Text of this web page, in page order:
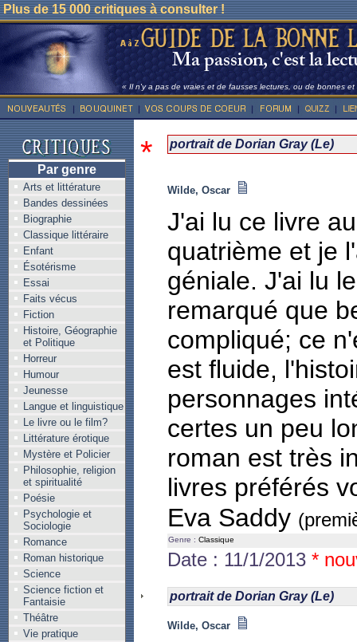
Plus de 15 000 critiques à consulter !
« Il n'y a pas de vraies et de fausses lectures, ou de bonnes
Par genre
Arts et littérature
Bandes dessinées
Biographie
Classique littéraire
Enfant
Ésotérisme
Essai
Faits vécus
Fiction
Histoire, Géographie
et Politique
Horreur
Humour
Jeunesse
Langue et linguistique
Le livre ou le film?
Littérature érotique
Mystère et Policier
Philosophie, religion
et spiritualité
Poésie
Psychologie et
Sociologie
Romance
Roman historique
Science
Science fiction et
Fantaisie
Théâtre
Vie pratique
* portrait de Dorian Gray (Le)
Wilde, Oscar
J'ai lu ce livre
quatrième et je
géniale. J'ai lu
remarqué que
compliqué; ce
est fluide,
personnages
certes un peu
roman est très
livres préférés
Eva Saddy
Genre : Classique
Date : 11/1/2013 *
portrait de Dorian Gray (Le)
Wilde, Oscar